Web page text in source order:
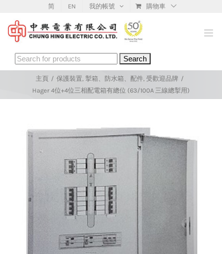
content
简 EN 我的帳號 購物車
Search
for:
主頁 / 保護裝置, 掣箱、防水箱、配件, 受歡迎品牌 /
Hager 4位+4位三相配電箱有總位 (63/100A 三線總掣用)